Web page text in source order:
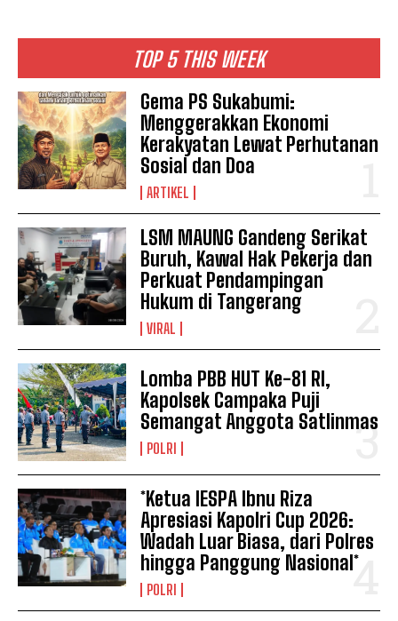
TOP 5 THIS WEEK
Gema PS Sukabumi:
Menggerakkan Ekonomi
Kerakyatan Lewat Perhutanan
Sosial dan Doa
ARTIKEL
LSM MAUNG Gandeng Serikat
Buruh, Kawal Hak Pekerja dan
Perkuat Pendampingan
Hukum di Tangerang
VIRAL
Lomba PBB HUT Ke-81 RI,
Kapolsek Campaka Puji
Semangat Anggota Satlinmas
POLRI
*Ketua IESPA Ibnu Riza
Apresiasi Kapolri Cup 2026:
Wadah Luar Biasa, dari Polres
hingga Panggung Nasional*
POLRI